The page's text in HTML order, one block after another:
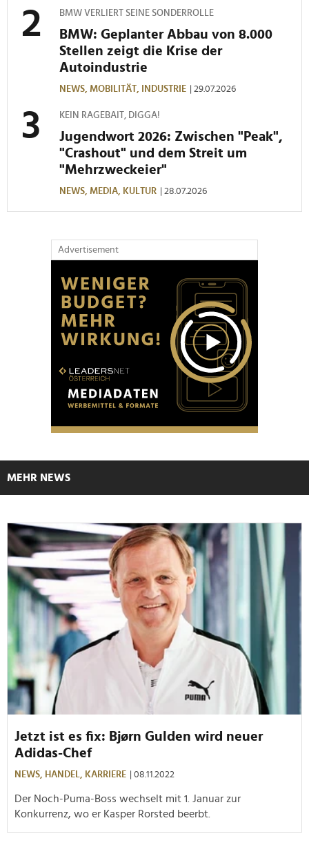
Partner führen diese Informationen möglicherweise mit
weiteren Daten zusammen, die Sie ihnen bereitgestellt
haben oder die sie im Rahmen Ihrer Nutzung der Dienste
gesammelt haben.
BMW VERLIERT SEINE SONDERROLLE
BMW: Geplanter Abbau von 8.000
Stellen zeigt die Krise der
Autoindustrie
NEWS, MOBILITÄT, INDUSTRIE | 29.07.2026
KEIN RAGEBAIT, DIGGA!
Jugendwort 2026: Zwischen "Peak",
"Crashout" und dem Streit um
"Mehrzweckeier"
NEWS, MEDIA, KULTUR | 28.07.2026
Advertisement
MEHR NEWS
Jetzt ist es fix: Bjørn Gulden wird neuer
Adidas-Chef
NEWS, HANDEL, KARRIERE | 08.11.2022
Der Noch-Puma-Boss wechselt mit 1. Januar zur
Konkurrenz, wo er Kasper Rorsted beerbt.